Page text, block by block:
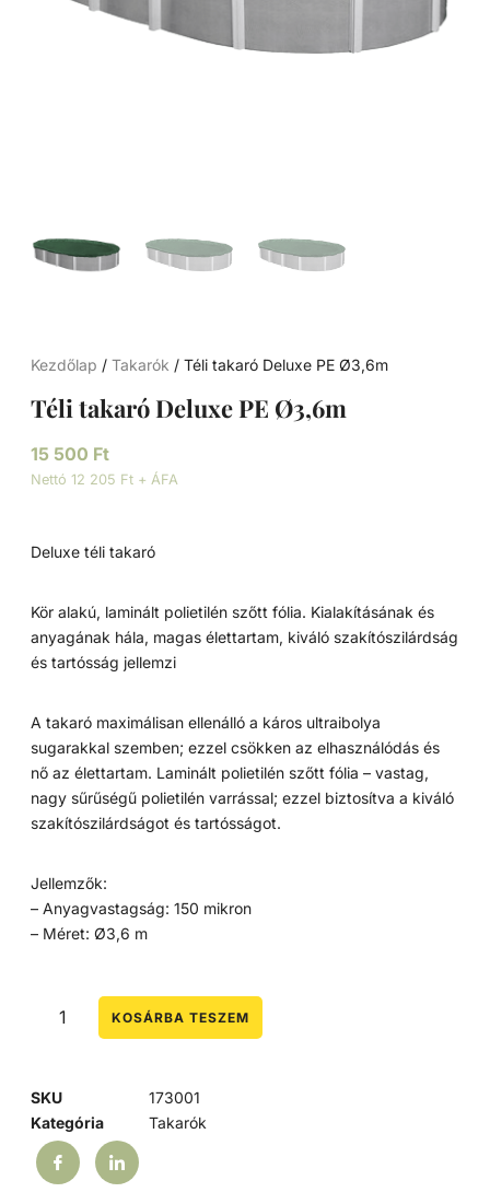
Kezdőlap /Takarók / Téli takaró Deluxe PE Ø3,6m
Téli takaró Deluxe PE Ø3,6m
15 500 Ft
Nettó 12 205 Ft + ÁFA
Deluxe téli takaró
Kör alakú, laminált polietilén szőtt fólia. Kialakításának és
anyagának hála, magas élettartam, kiváló szakítószilárdság
és tartósság jellemzi
A takaró maximálisan ellenálló a káros ultraibolya
sugarakkal szemben; ezzel csökken az elhasználódás és
nő az élettartam. Laminált polietilén szőtt fólia – vastag,
nagy sűrűségű polietilén varrással; ezzel biztosítva a kiváló
szakítószilárdságot és tartósságot.
Jellemzők:
– Anyagvastagság: 150 mikron
– Méret: Ø3,6 m
KOSÁRBA TESZEM
SKU
173001
Kategória
Takarók